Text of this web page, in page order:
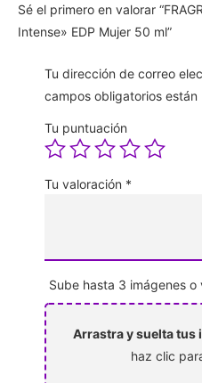
Sé el primero en valorar
Intense» EDP Mujer 50 ml”
Tu dirección de correo
campos obligatorios están
Tu puntuación
Tu valoración *
Sube hasta 3 imágenes o
Arrastra y suelta tus
haz clic